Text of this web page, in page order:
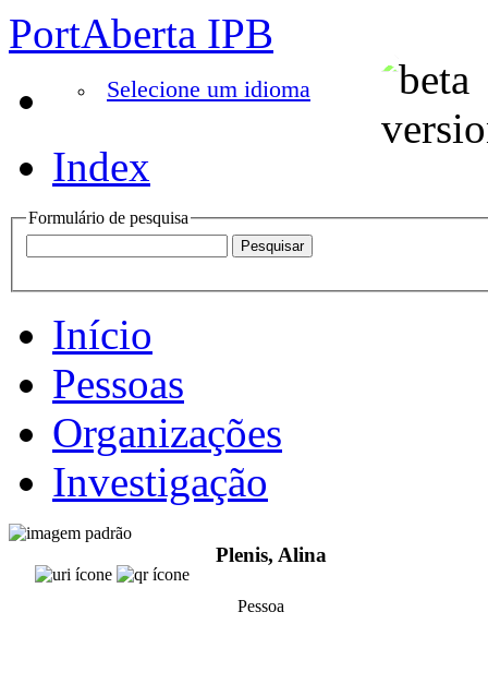
PortAberta IPB
Selecione um idioma
Index
Formulário de pesquisa
Início
Pessoas
Organizações
Investigação
Plenis, Alina
Pessoa